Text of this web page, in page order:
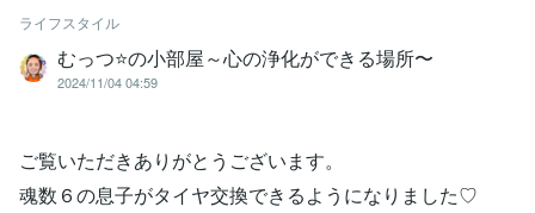
ライフスタイル
むっつ⭐の小部屋～心の浄化ができる場所〜
2024/11/04 04:59
ご覧いただきありがとうございます。
魂数６の息子がタイヤ交換できるようになりました♡